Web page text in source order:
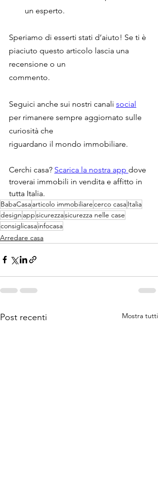
un esperto.
Speriamo di esserti stati d’aiuto! Se ti è
piaciuto questo articolo lascia una
recensione o un
commento.
Seguici anche sui nostri canali social
per rimanere sempre aggiornato sulle
curiosità che
riguardano il mondo immobiliare.
Cerchi casa? Scarica la nostra app dove
troverai immobili in vendita e affitto in
tutta Italia.
BabaCasaarticolo immobiliarecerco casaItalia
design appsicurezzasicurezza nelle case
consiglicasainfocasa
Arredare casa
Post recenti Mostra tutti